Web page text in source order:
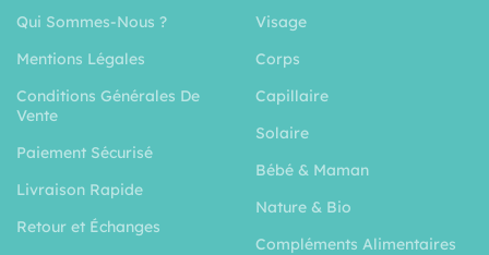
Qui Sommes-Nous ?
Mentions Légales
Conditions Générales De
Vente
Paiement Sécurisé
Livraison Rapide
Retour et Échanges
Visage
Corps
Capillaire
Solaire
Bébé & Maman
Nature & Bio
Compléments Alimentaires